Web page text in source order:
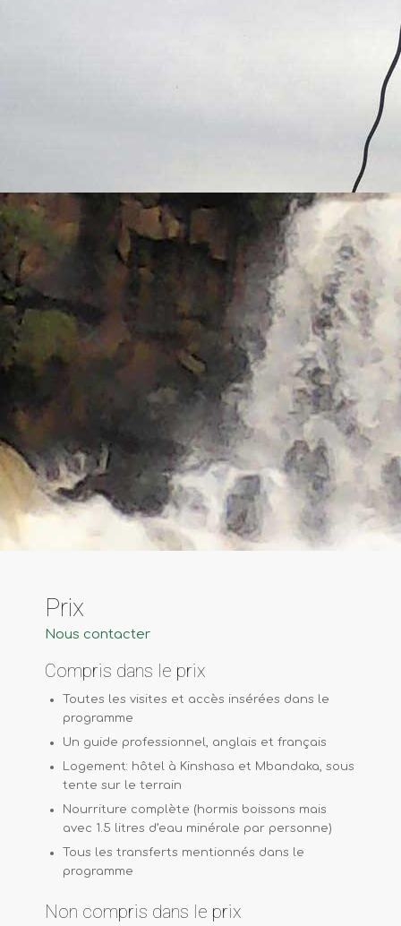
Prix
Nous contacter
Compris dans le prix
Toutes les visites et accès insérées dans le
programme
Un guide professionnel, anglais et français
Logement: hôtel à Kinshasa et Mbandaka, sous
tente sur le terrain
Nourriture complète (hormis boissons mais
avec 1.5 litres d’eau minérale par personne)
Tous les transferts mentionnés dans le
programme
Non compris dans le prix